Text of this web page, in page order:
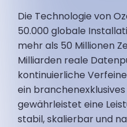
Die Technologie von
50.000 globale
mehr als 50 Millionen
Milliarden reale
kontinuierliche
ein
gewährleistet eine
stabil, skalierbar und